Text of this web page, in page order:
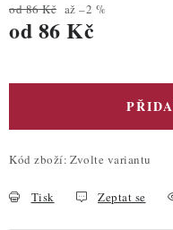
od 86 Kč až –2 %
od 86 Kč
Kód zboží: Zvolte variantu
Tisk Zeptat se